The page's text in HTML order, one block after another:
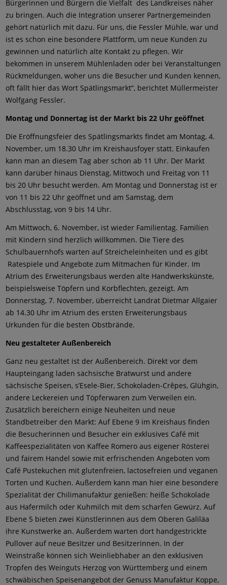
Bürgerinnen und Bürgern die Vielfalt des Landkreises näher
zu bringen. Auch die Integration unserer Partnergemeinden
gehört natürlich mit dazu. Für uns, die Fessler Mühle, war und
ist es schon eine besondere Plattform, um neue Kunden zu
gewinnen und natürlich alte Kontakt zu pflegen. Wir
bekommen in unserem Mühlenladen oder bei Veranstaltungen
Rückmeldungen, woher uns die Besucher und Kunden kennen,
oft fällt hier das Wort Spätlingsmarkt“, berichtet Müllermeister
Wolfgang Fessler.
Montag und Donnertag ist der Markt bis 22 Uhr geöffnet
Die Eröffnungsfeier des Spätlingsmarkts findet am Montag, 4.
November, um 18.30 Uhr im Kreishausfoyer statt. Einkaufen
kann man an diesem Tag aber schon ab 11 Uhr. Der Markt
kann darüber hinaus Dienstag, Mittwoch und Freitag von 11
bis 20 Uhr besucht werden. Am Montag und Donnerstag ist er
von 11 bis 22 Uhr geöffnet und am Samstag, dem
Abschlusstag, von 9 bis 14 Uhr.
Am Mittwoch, 6. November, ist wieder Familientag. Familien
mit Kindern sind herzlich willkommen. Die Tiere des
Schulbauernhofs warten auf Streicheleinheiten und es gibt
Ratespiele und Angebote zum Mitmachen für Kinder. Im
Atrium des Erweiterungsbaus werden alte Handwerkskünste,
beispielsweise Töpfern und Korbflechten, gezeigt. Am
Donnerstag, 7. November, überreicht Landrat Dietmar Allgaier
ab 14.30 Uhr im Atrium des ersten Erweiterungsbaus
Urkunden für die besten Obstbrände.
Neu gestalteter Außenbereich
Ganz neu gestaltet ist der Außenbereich. Direkt vor dem
Haupteingang laden sächsische Bratwurst und andere
sächsische Speisen, s’Esele-Bier, Schokoladen-Crêpes, Glühgin,
andere Leckereien und Töpferwaren zum Verweilen ein.
Zusätzlich bereichern einige Neuheiten und neue
Standbetreiber den Markt: Auf Ebene 9 im Kreishaus finden
die Besucherinnen und Besucher ein exklusives Café mit
Kaffeespezialitäten von Kaffee Romero aus eigener Rösterei
und fairem Handel sowie mit erfrischenden Angeboten vom
Café Pustekuchen mit glutenfreien, lactosefreien und veganen
Torten und Kuchen. Außerdem kann man hier eine besondere
Spezialität der Chilimanufaktur genießen: heiße Schokolade
aus Hafermilch oder Kuhmilch mit dem scharfen Gewürz. Auf
Ebene 5 bieten zwei Künstlerinnen aus dem Oberen Galiläa
ihre Kunstwerke an. Außerdem warten dort handgestrickte
Pullover auf neue Besitzer und Besitzerinnen. In der
Weinstraße können sich Weinliebhaber an den exklusiven
Tropfen des Weinguts Herzog von Württemberg und einem
schwäbischen Speisenangebot der Genuss Manufaktur Koppe,